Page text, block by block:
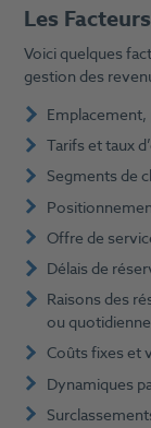
Les
Voici quelques
gestion des
Tarifs et taux
Segments de
Offre de
Délais de
Raisons des
ou
Coûts fixes et
Dynamiques